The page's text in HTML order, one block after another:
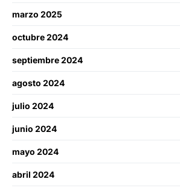
marzo 2025
octubre 2024
septiembre 2024
agosto 2024
julio 2024
junio 2024
mayo 2024
abril 2024